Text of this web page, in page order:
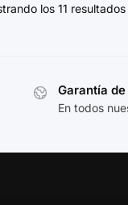
los 11 resultados
Garantía
En todos